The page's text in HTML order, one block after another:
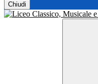
Chiudi